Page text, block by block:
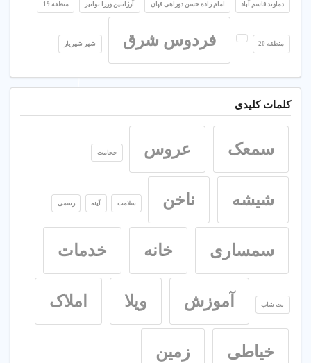
دماوند قاسم آباد امام زاده حسن دوراهی قپان آرژانتین وزرا توانیر منطقه 19
منطقه 20 فردوس شرق شهر شهریار
کلمات کلیدی
سمعک عروس حجامت
شیشه ناخن سلامت آینه رسمی
سمساری خانه خدمات
پت شاپ آموزش ویلا املاک
خیاطی زمین